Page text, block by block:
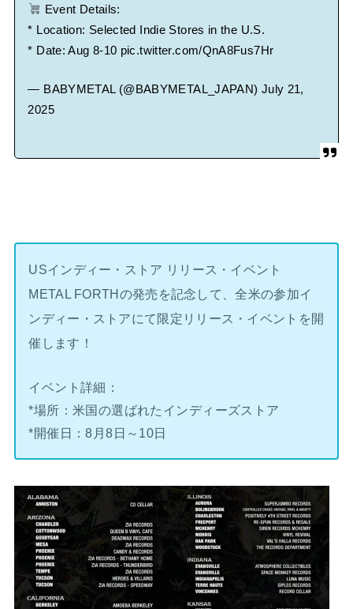
Event Details:
* Location: Selected Indie Stores in the U.S.
* Date: Aug 8-10 pic.twitter.com/QnA8Fus7Hr
— BABYMETAL (@BABYMETAL_JAPAN) July 21,
2025
USインディー・ストア リリース・イベント
METAL FORTHの発売を記念して、全米の参加イ
ンディー・ストアにて限定リリース・イベントを開
催します！
イベント詳細：
*場所：米国の選ばれたインディーズストア
*開催日：8月8日～10日